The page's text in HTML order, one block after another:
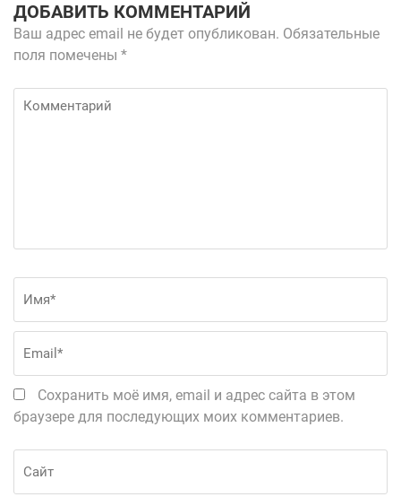
ДОБАВИТЬ КОММЕНТАРИЙ
Ваш адрес email не будет опубликован. Обязательные
поля помечены *
Комментарий
Сохранить моё имя, email и адрес сайта в этом
браузере для последующих моих комментариев.